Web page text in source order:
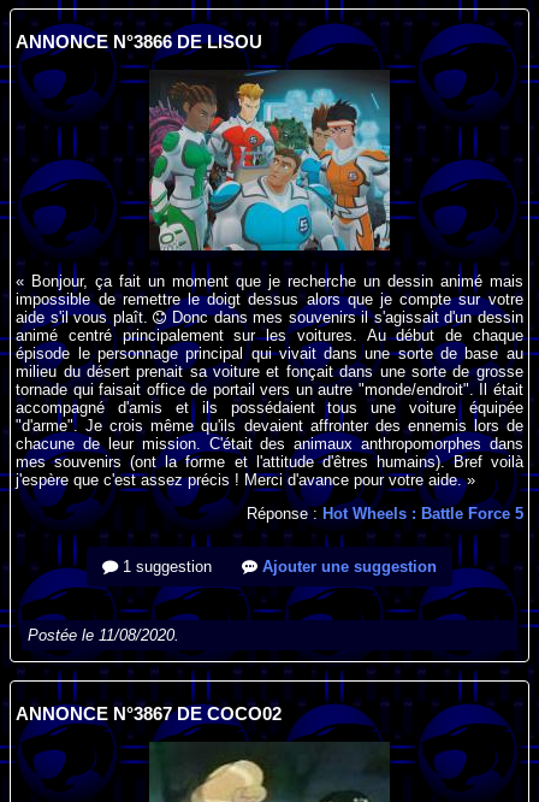
ANNONCE N°3866 DE LISOU
« Bonjour, ça fait un moment que je recherche un dessin animé mais
impossible de remettre le doigt dessus alors que je compte sur votre
aide s'il vous plaît.
Donc dans mes souvenirs il s'agissait d'un dessin
animé centré principalement sur les voitures. Au début de chaque
épisode le personnage principal qui vivait dans une sorte de base au
milieu du désert prenait sa voiture et fonçait dans une sorte de grosse
tornade qui faisait office de portail vers un autre "monde/endroit". Il était
accompagné d'amis et ils possédaient tous une voiture équipée
"d'arme". Je crois même qu'ils devaient affronter des ennemis lors de
chacune de leur mission. C'était des animaux anthropomorphes dans
mes souvenirs (ont la forme et l'attitude d'êtres humains). Bref voilà
j'espère que c'est assez précis ! Merci d'avance pour votre aide. »
Réponse : Hot Wheels : Battle Force 5
1 suggestion Ajouter une suggestion
Postée le 11/08/2020.
ANNONCE N°3867 DE COCO02